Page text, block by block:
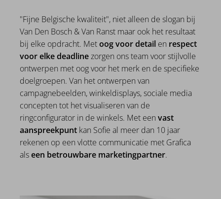
"Fijne Belgische kwaliteit", niet alleen de slogan bij
Van Den Bosch & Van Ranst maar ook het resultaat
bij elke opdracht. Metoog voor detail en respect
voor elke deadlinezorgen ons team voor stijlvolle
ontwerpen met oog voor het merk en de specifieke
doelgroepen. Van het ontwerpen van
campagnebeelden, winkeldisplays, sociale media
concepten tot het visualiseren van de
ringconfigurator in de winkels. Met een vast
aanspreekpunt kan Sofie al meer dan 10 jaar
rekenen op een vlotte communicatie met Grafica
alseen betrouwbare marketingpartner.